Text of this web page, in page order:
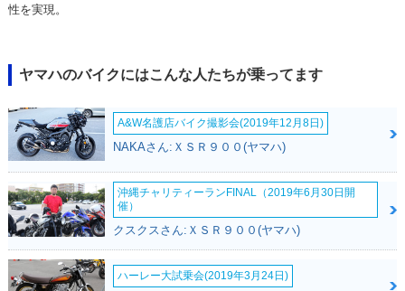
性を実現。
ヤマハのバイクにはこんな人たちが乗ってます
A&W名護店バイク撮影会(2019年12月8日)
NAKAさん:ＸＳＲ９００(ヤマハ)
沖縄チャリティーランFINAL（2019年6月30日開
催）
クスクスさん:ＸＳＲ９００(ヤマハ)
ハーレー大試乗会(2019年3月24日)